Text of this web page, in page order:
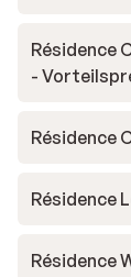
Résidence
-
Résidence
Résidence
Résidence